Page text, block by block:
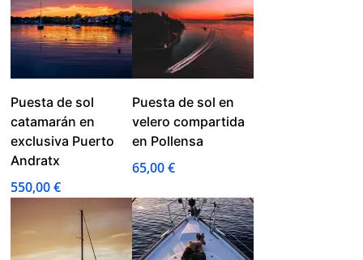
Puesta de sol
catamarán en
exclusiva Puerto
Andratx
550,00€
Puesta de sol en
velero compartida
en Pollensa
65,00€